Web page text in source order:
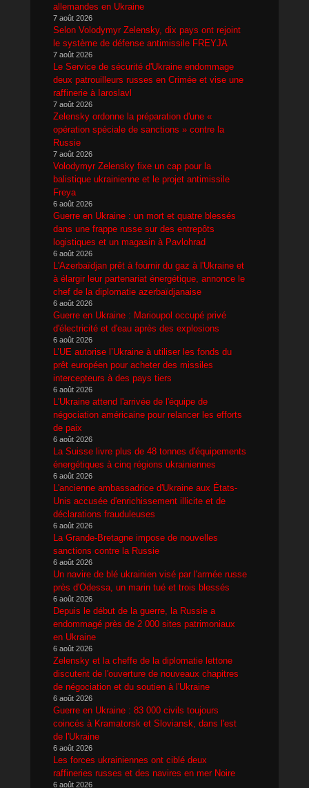
allemandes en Ukraine
7 août 2026
Selon Volodymyr Zelensky, dix pays ont rejoint
le système de défense antimissile FREYJA
7 août 2026
Le Service de sécurité d'Ukraine endommage
deux patrouilleurs russes en Crimée et vise une
raffinerie à Iaroslavl
7 août 2026
Zelensky ordonne la préparation d'une «
opération spéciale de sanctions » contre la
Russie
7 août 2026
Volodymyr Zelensky fixe un cap pour la
balistique ukrainienne et le projet antimissile
Freya
6 août 2026
Guerre en Ukraine : un mort et quatre blessés
dans une frappe russe sur des entrepôts
logistiques et un magasin à Pavlohrad
6 août 2026
L'Azerbaïdjan prêt à fournir du gaz à l'Ukraine et
à élargir leur partenariat énergétique, annonce le
chef de la diplomatie azerbaïdjanaise
6 août 2026
Guerre en Ukraine : Marioupol occupé privé
d'électricité et d'eau après des explosions
6 août 2026
L’UE autorise l’Ukraine à utiliser les fonds du
prêt européen pour acheter des missiles
intercepteurs à des pays tiers
6 août 2026
L'Ukraine attend l'arrivée de l'équipe de
négociation américaine pour relancer les efforts
de paix
6 août 2026
La Suisse livre plus de 48 tonnes d'équipements
énergétiques à cinq régions ukrainiennes
6 août 2026
L'ancienne ambassadrice d'Ukraine aux États-
Unis accusée d'enrichissement illicite et de
déclarations frauduleuses
6 août 2026
La Grande-Bretagne impose de nouvelles
sanctions contre la Russie
6 août 2026
Un navire de blé ukrainien visé par l'armée russe
près d'Odessa, un marin tué et trois blessés
6 août 2026
Depuis le début de la guerre, la Russie a
endommagé près de 2 000 sites patrimoniaux
en Ukraine
6 août 2026
Zelensky et la cheffe de la diplomatie lettone
discutent de l'ouverture de nouveaux chapitres
de négociation et du soutien à l'Ukraine
6 août 2026
Guerre en Ukraine : 83 000 civils toujours
coincés à Kramatorsk et Sloviansk, dans l'est
de l'Ukraine
6 août 2026
Les forces ukrainiennes ont ciblé deux
raffineries russes et des navires en mer Noire
6 août 2026